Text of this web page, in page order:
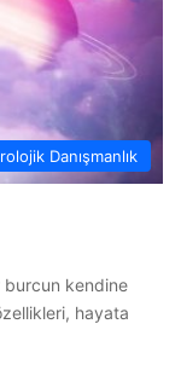
Danışmanlık
burcun kendine
hayata